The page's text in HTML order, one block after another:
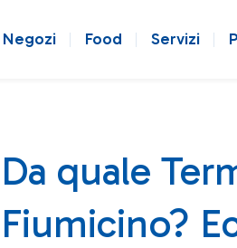
Negozi Food Servizi
Da quale
Fiumicino?